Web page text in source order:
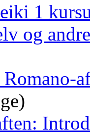
1
og
Romano-